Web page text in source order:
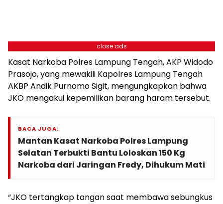
close ads
Kasat Narkoba Polres Lampung Tengah, AKP Widodo
Prasojo, yang mewakili Kapolres Lampung Tengah
AKBP Andik Purnomo Sigit, mengungkapkan bahwa
JKO mengakui kepemilikan barang haram tersebut.
BACA JUGA:
Mantan Kasat Narkoba Polres Lampung
Selatan Terbukti Bantu Loloskan 150 Kg
Narkoba dari Jaringan Fredy, Dihukum Mati
“JKO tertangkap tangan saat membawa sebungkus